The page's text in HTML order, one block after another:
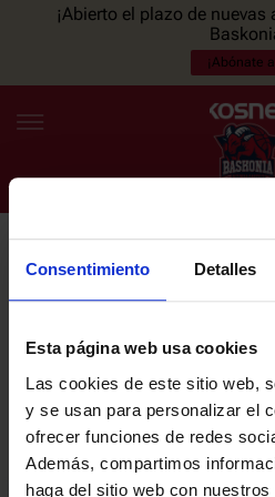
Consentimiento Detalles
Esta página web usa cookies
Las cookies de este sitio web,
y se usan para personalizar el
ofrecer funciones de redes
Además, compartimos
haga del sitio web con
¡Abierto el plazo de
¡Abónate
ES EU
NOTICIAS
NEWSLETTER
últimas noticias y promociones del
Email
He leído y acepto laPolítica de